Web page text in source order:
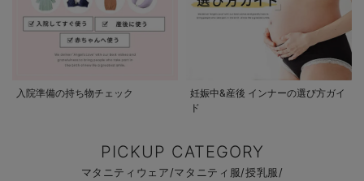
入院準備の持ち物チェック
妊娠中&産後 インナーの選び方ガイ
ド
PICKUP CATEGORY
マタニティウェア/マタニティ服/授乳服/